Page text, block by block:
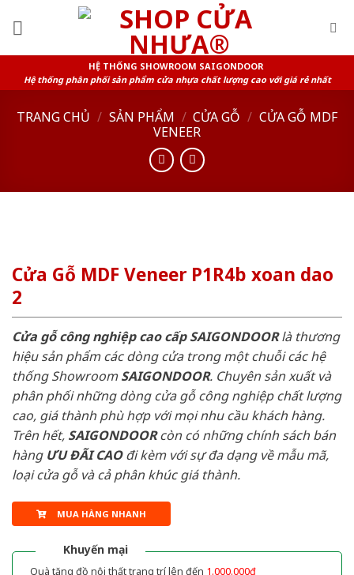
HỆ THỐNG SHOWROOM SAIGONDOOR
Hệ thống phân phối sản phẩm cửa nhựa chất lượng cao với giá rẻ nhất
TRANG CHỦ / SẢN PHẨM / CỬA GỖ / CỬA GỖ MDF
VENEER
Cửa Gỗ MDF Veneer P1R4b xoan dao
2
Cửa gỗ công nghiệp cao cấp SAIGONDOORlà thương
hiệu sản phẩm các dòng cửa trong một chuỗi các hệ
thống ShowroomSAIGONDOOR. Chuyên sản xuất và
phân phối những dòng cửa gỗ công nghiệp chất lượng
cao, giá thành phù hợp với mọi nhu cầu khách hàng.
Trên hết, SAIGONDOORcòn có những chính sách bán
hàng ƯU ĐÃI CAOđi kèm với sự đa dạng về mẫu mã,
loại cửa gỗ và cả phân khúc giá thành.
MUA HÀNG NHANH
Khuyến mại
Quà tặng đồ nội thất trang trí lên đến 1.000.000đ